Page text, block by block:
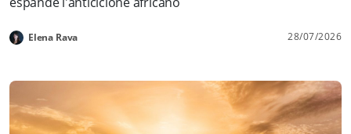
Elena Rava 28/07/2026